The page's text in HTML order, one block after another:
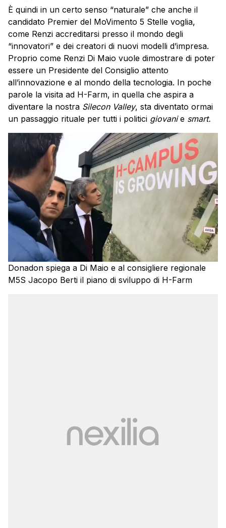
È quindi in un certo senso “naturale” che anche il
candidato Premier del MoVimento 5 Stelle voglia,
come Renzi accreditarsi presso il mondo degli
“innovatori” e dei creatori di nuovi modelli d’impresa.
Proprio come Renzi Di Maio vuole dimostrare di poter
essere un Presidente del Consiglio attento
all’innovazione e al mondo della tecnologia. In poche
parole la visita ad H-Farm, in quella che aspira a
diventare la nostra Silecon Valley, sta diventato ormai
un passaggio rituale per tutti i politici giovanie smart.
Donadon spiega a Di Maio e al consigliere regionale
M5S Jacopo Berti il piano di sviluppo di H-Farm